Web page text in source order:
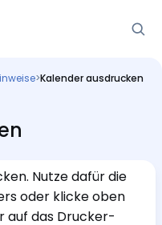
>Kalender ausdrucken
Nutze dafür die
oder klicke oben
auf das Drucker-